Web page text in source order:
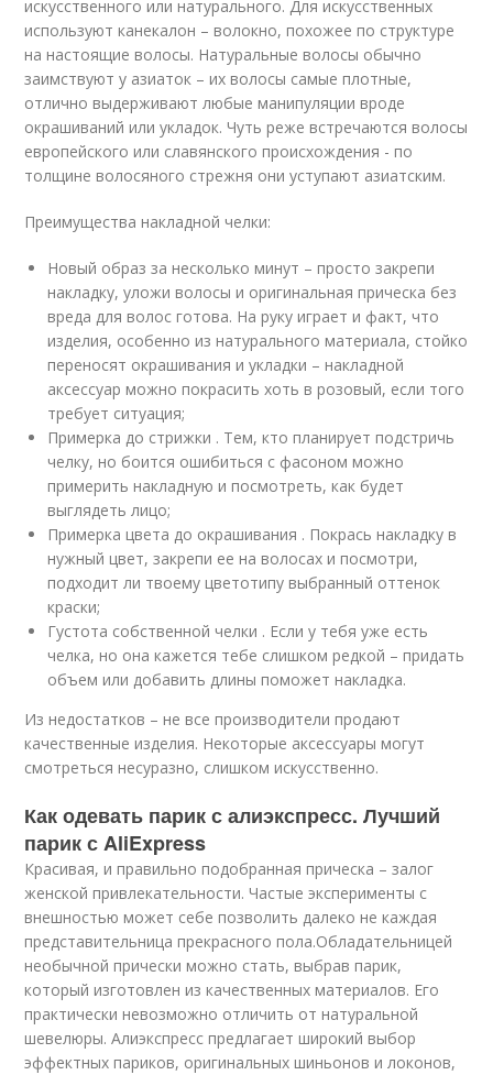
искусственного или натурального. Для искусственных
используют канекалон – волокно, похожее по структуре
на настоящие волосы. Натуральные волосы обычно
заимствуют у азиаток – их волосы самые плотные,
отлично выдерживают любые манипуляции вроде
окрашиваний или укладок. Чуть реже встречаются волосы
европейского или славянского происхождения - по
толщине волосяного стрежня они уступают азиатским.
Преимущества накладной челки:
Новый образ за несколько минут – просто закрепи
накладку, уложи волосы и оригинальная прическа без
вреда для волос готова. На руку играет и факт, что
изделия, особенно из натурального материала, стойко
переносят окрашивания и укладки – накладной
аксессуар можно покрасить хоть в розовый, если того
требует ситуация;
Примерка до стрижки . Тем, кто планирует подстричь
челку, но боится ошибиться с фасоном можно
примерить накладную и посмотреть, как будет
выглядеть лицо;
Примерка цвета до окрашивания . Покрась накладку в
нужный цвет, закрепи ее на волосах и посмотри,
подходит ли твоему цветотипу выбранный оттенок
краски;
Густота собственной челки . Если у тебя уже есть
челка, но она кажется тебе слишком редкой – придать
объем или добавить длины поможет накладка.
Из недостатков – не все производители продают
качественные изделия. Некоторые аксессуары могут
смотреться несуразно, слишком искусственно.
Как одевать парик с алиэкспресс. Лучший
парик с AliExpress
Красивая, и правильно подобранная прическа – залог
женской привлекательности. Частые эксперименты с
внешностью может себе позволить далеко не каждая
представительница прекрасного пола.Обладательницей
необычной прически можно стать, выбрав парик,
который изготовлен из качественных материалов. Его
практически невозможно отличить от натуральной
шевелюры. Алиэкспресс предлагает широкий выбор
эффектных париков, оригинальных шиньонов и локонов,